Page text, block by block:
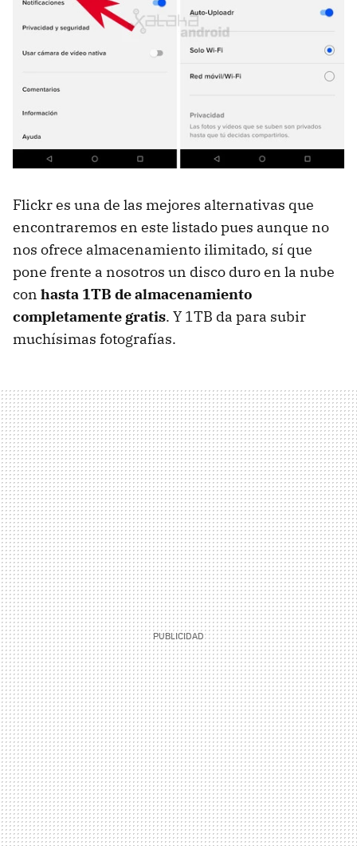
Flickr es una de las mejores alternativas que
encontraremos en este listado pues aunque no
nos ofrece almacenamiento ilimitado, sí que
pone frente a nosotros un disco duro en la nube
con hasta 1TB de almacenamiento
completamente gratis. Y 1TB da para subir
muchísimas fotografías.